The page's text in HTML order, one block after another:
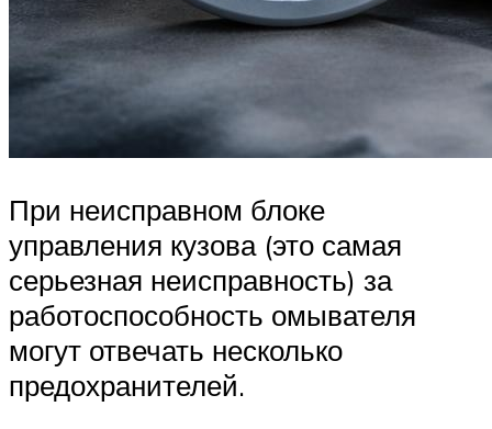
При неисправном блоке
управления кузова (это самая
серьезная неисправность) за
работоспособность омывателя
могут отвечать несколько
предохранителей.